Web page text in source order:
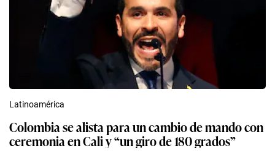
Latinoamérica
Colombia se alista para un cambio de mando con
ceremonia en Cali y “un giro de 180 grados”